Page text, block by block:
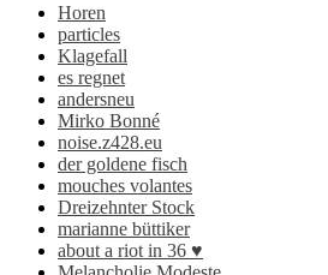
Horen
particles
Klagefall
es regnet
andersneu
Mirko Bonné
noise.z428.eu
der goldene fisch
mouches volantes
Dreizehnter Stock
marianne büttiker
about a riot in 36 ♥